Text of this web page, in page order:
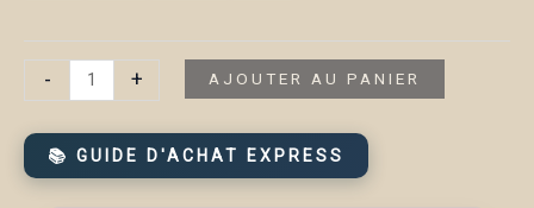
-
de
Sac
cosmétiques
+ AJOUTER AU PANIER
📚 GUIDE D'ACHAT EXPRESS